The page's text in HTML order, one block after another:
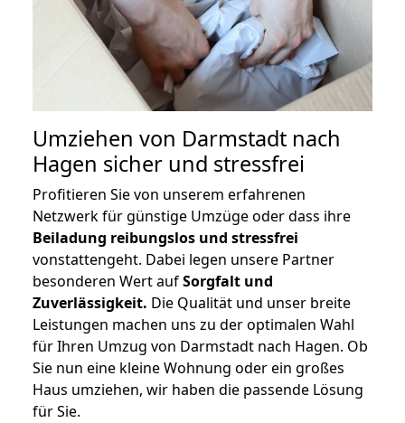
Umziehen von Darmstadt nach
Hagen sicher und stressfrei
Profitieren Sie von unserem erfahrenen
Netzwerk für günstige Umzüge oder dass ihre
Beiladung reibungslos und stressfrei
vonstattengeht. Dabei legen unsere Partner
besonderen Wert aufSorgfalt und
Zuverlässigkeit. Die Qualität und unser breite
Leistungen machen uns zu der optimalen Wahl
für Ihren Umzug von Darmstadt nach Hagen. Ob
Sie nun eine kleine Wohnung oder ein großes
Haus umziehen, wir haben die passende Lösung
für Sie.